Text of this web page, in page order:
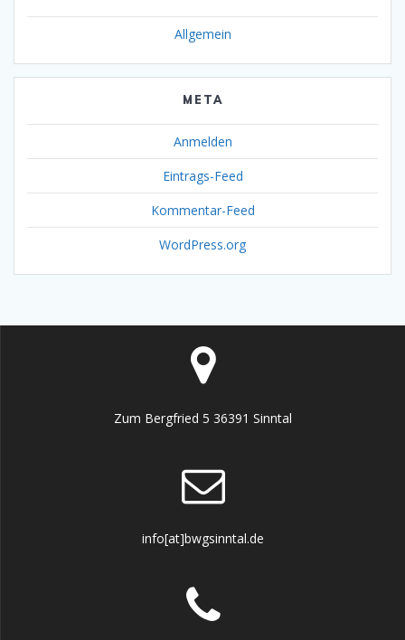
Allgemein
META
Anmelden
Eintrags-Feed
Kommentar-Feed
WordPress.org
Zum Bergfried 5 36391 Sinntal
info[at]bwgsinntal.de